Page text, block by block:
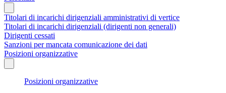
Titolari di incarichi dirigenziali amministrativi di vertice
Titolari di incarichi dirigenziali (dirigenti non generali)
Dirigenti cessati
Sanzioni per mancata comunicazione dei dati
Posizioni organizzative
Posizioni organizzative